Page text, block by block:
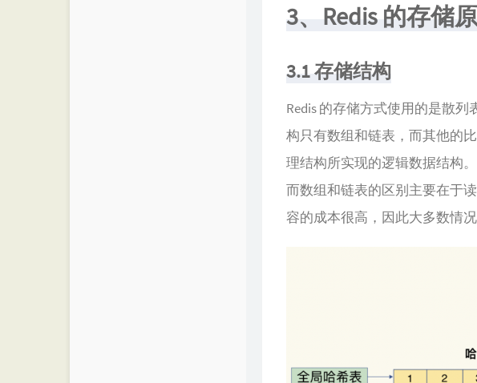
3、Redis 的存储
3.1 存储结构
Redis 的存储方式使用的是散
构只有数组和链表，而其他的
理结构所实现的逻辑数据结构。
而数组和链表的区别主要在于
容的成本很高，因此大多数情